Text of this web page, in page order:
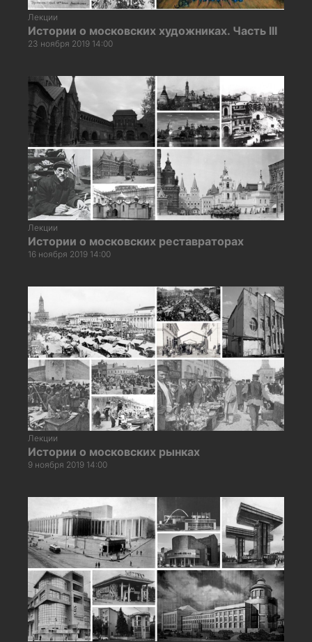
Лекции
Истории о московских художниках. Часть III
23 ноября 2019 14:00
Лекции
Истории о московских реставраторах
16 ноября 2019 14:00
Лекции
Истории о московских рынках
9 ноября 2019 14:00